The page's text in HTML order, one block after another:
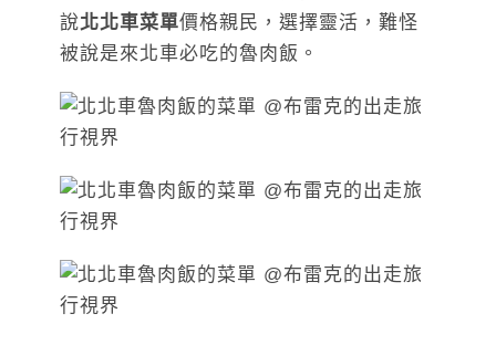
說北北車菜單價格親民，選擇靈活，難怪
被說是來北車必吃的魯肉飯。